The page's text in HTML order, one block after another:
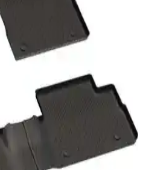
2025 Uyumlu Premium
İnceleme
modelleriyle uyumlu, dayanıklı
inceleme. Yüksek kalite, kolay
2021 Zebra 3D
ile Şıklık ve Koruma
C-Elysee 2012-2021
havuzlu oto paspaslar, koruma
ve uzun ömürlüdür.